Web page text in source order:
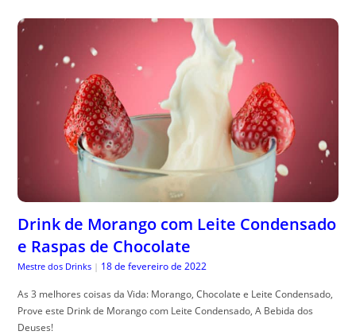
Drink de Morango com Leite Condensado
e Raspas de Chocolate
Mestre dos Drinks | 18 de fevereiro de 2022
As 3 melhores coisas da Vida: Morango, Chocolate e Leite Condensado,
Prove este Drink de Morango com Leite Condensado, A Bebida dos
Deuses!